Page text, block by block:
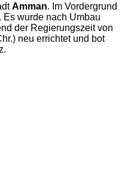
Amman. Im Vordergrund
. Es wurde nach Umbau
der Regierungszeit von
neu errichtet und bot